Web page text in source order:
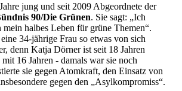
jung und seit 2009 Abgeordnete der
90/Die Grünen. Sie sagt: „Ich
mein halbes Leben für grüne Themen“.
34-jährige Frau so etwas von sich
denn Katja Dörner ist seit 18 Jahren
16 Jahren - damals war sie noch
sie gegen Atomkraft, den Einsatz von
gegen den „Asylkompromiss“.